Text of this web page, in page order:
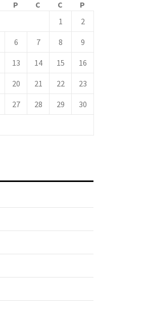
P C C
P
1
2
6 7 8 9
13 14 15 16
20 21 22 23
27 28 29 30